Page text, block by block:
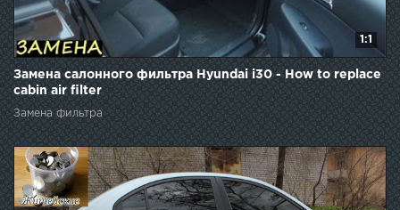
1:1
Замена салонного фильтра Hyundai i30 - How to replace
cabin air filter
Замена фильтра